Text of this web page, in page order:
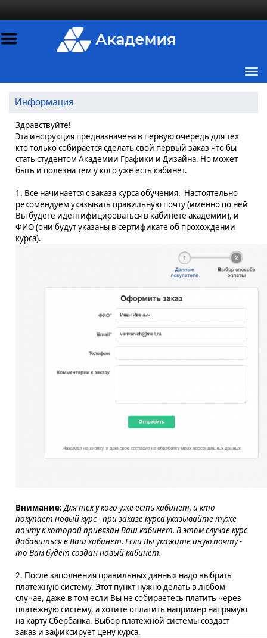
Информация
Здравствуйте!
Эта инструкция предназначена в первую очередь для тех
кто только собирается сделать свой первый заказ что бы
стать студентом Академии Графики и Дизайна. Но может
быть и полезна тем у кого уже есть кабинет.
1. Все начинается с заказа курса обучения. Настоятельно
рекомендуем указывать правильную почту (именно по ней
Вы будете идентифицироваться в кабинете академии), и
ФИО (они будут указаны в сертификате об прохождении
курса).
Внимание: Для тех у кого уже есть кабинет, и кто
покупает новый курс - при заказе курса указывайте туже
почту к которой привязан Ваш кабинет. В этом случае курс
добавиться в Ваш кабинет. Если Вы укажите иную почту -
то Вам будет создан новый кабинет.
2. После заполнения правильных данных надо выбрать
платежную систему. Этот пункт нужно делать в любом
случае, даже в том если Вы не собираетесь платить через
платежную систему, а хотите оплатить например напрямую
на карту Сбербанка. Выбор платежной системы создаст
заказ и зафиксирует цену курса.